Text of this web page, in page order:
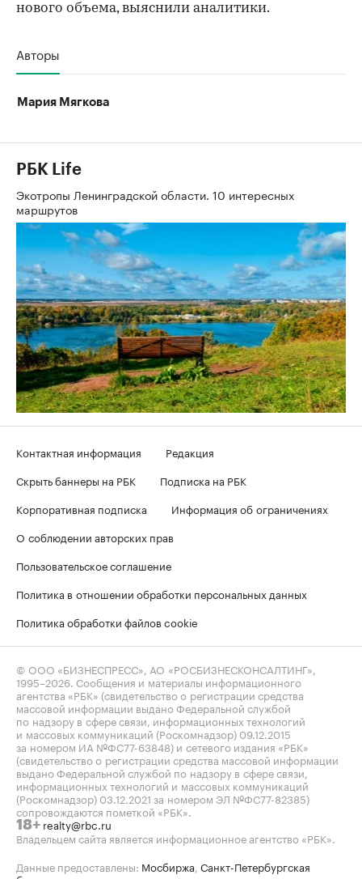
нового объема, выяснили аналитики.
Авторы
Мария Мягкова
РБК Life
Экотропы Ленинградской области. 10 интересных
маршрутов
Контактная информация
Редакция
Скрыть баннеры на РБК
Подписка на РБК
Корпоративная подписка
Информация об ограничениях
О соблюдении авторских прав
Пользовательское соглашение
Политика в отношении обработки персональных данных
Политика обработки файлов cookie
© ООО «БИЗНЕСПРЕСС», АО «РОСБИЗНЕСКОНСАЛТИНГ»,
1995–2026 . Сообщения и материалы информационного
агентства «РБК» (свидетельство о регистрации средства
массовой информации выдано Федеральной службой
по надзору в сфере связи, информационных технологий
и массовых коммуникаций (Роскомнадзор) 09.12.2015
за номером ИА №ФС77-63848) и сетевого издания «РБК»
(свидетельство о регистрации средства массовой информации
выдано Федеральной службой по надзору в сфере связи,
информационных технологий и массовых коммуникаций
(Роскомнадзор) 03.12.2021 за номером ЭЛ №ФС77-82385)
сопровождаются пометкой «РБК».
18+ realty@rbc.ru
Владельцем сайта является информационное агентство «РБК».
Данные предоставлены: Мосбиржа Санкт-Петербургская